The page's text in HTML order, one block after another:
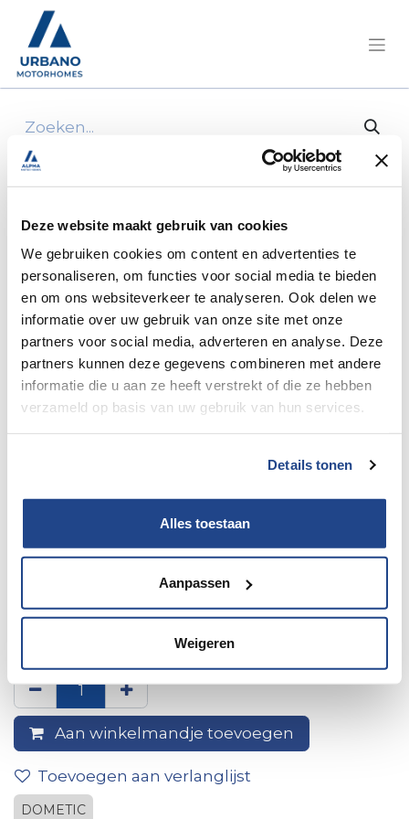
Deze website maakt gebruik van cookies
We gebruiken cookies om content en advertenties te
personaliseren, om functies voor social media te bieden
en om ons websiteverkeer te analyseren. Ook delen we
informatie over uw gebruik van onze site met onze
partners voor social media, adverteren en analyse. Deze
partners kunnen deze gegevens combineren met andere
informatie die u aan ze heeft verstrekt of die ze hebben
verzameld op basis van uw gebruik van hun services.
Details tonen
Alles toestaan
Aanpassen
Weigeren
Alle producten
240x240 Freshwell Air Intake Grille
240x240 Freshwell Air Intake
Grille
Aan winkelmandje toevoegen
Toevoegen aan verlanglijst
DOMETIC